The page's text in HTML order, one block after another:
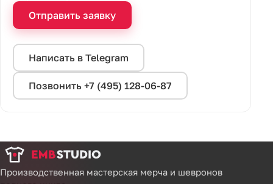
Отправить заявку
Написать в Telegram
Позвонить +7 (495) 128-06-87
Производственная мастерская мерча и шевронов